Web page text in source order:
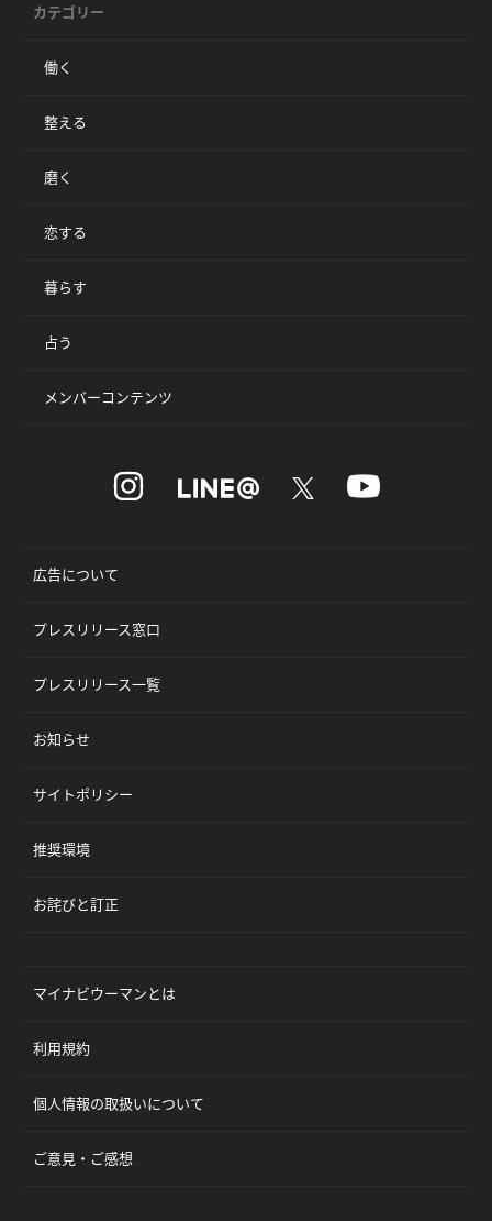
カテゴリー
働く
整える
磨く
恋する
暮らす
占う
メンバーコンテンツ
広告について
プレスリリース窓口
プレスリリース一覧
お知らせ
サイトポリシー
推奨環境
お詫びと訂正
マイナビウーマンとは
利用規約
個人情報の取扱いについて
ご意見・ご感想